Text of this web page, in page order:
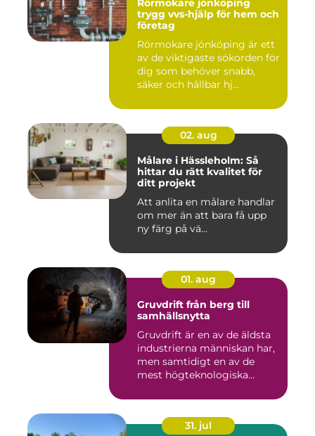
Rörmokare jönköping
trygg vvs-hjälp för hem och
företag
Rörmokare jönköping är ett
av de viktigaste sökorden för
dig som behöver snabb,
säker och hållbar hj...
02. aug
Målare i Hässleholm: Så
hittar du rätt kvalitet för
ditt projekt
Att anlita en målare handlar
om mer än att bara få upp
ny färg på vä...
01. aug
Gruvdrift från berg till
samhällsnytta
Gruvdrift är en av de äldsta
industrierna människan har,
men samtidigt en av de
mest högteknologiska...
31. jul